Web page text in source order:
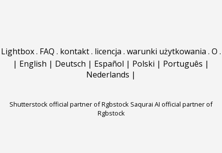
Lightbox. FAQ . kontakt. licencja . warunki użytkowania . O .
| English | Deutsch | Español | Polski | Português |
Nederlands |
Shutterstock official partner of Rgbstock Saqurai AI official partner of
Rgbstock